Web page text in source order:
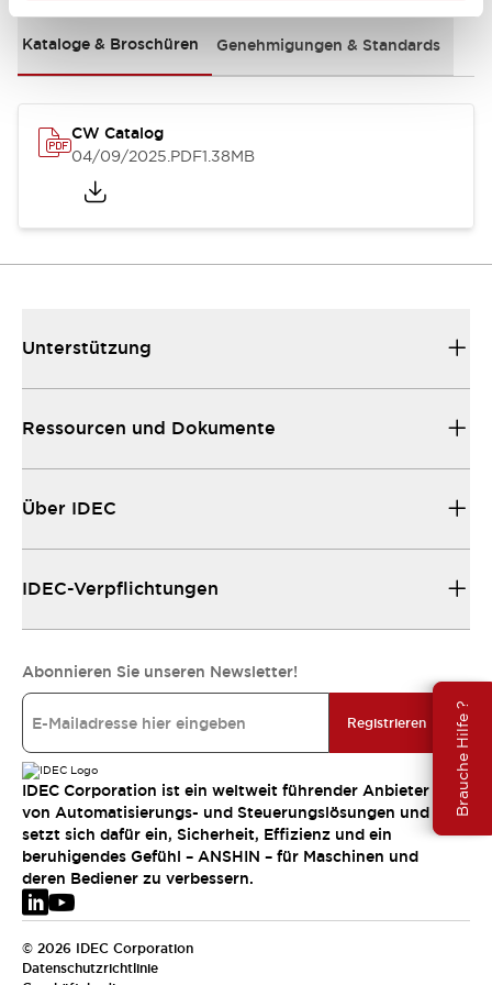
Brauche Hilfe ?
Kataloge & Broschüren Genehmigungen & Standards
CW Catalog
04/09/2025.PDF1.38MB
Unterstützung
Ressourcen und Dokumente
Über IDEC
IDEC-Verpflichtungen
Abonnieren Sie unseren Newsletter!
Registrieren
IDEC Corporation ist ein weltweit führender Anbieter
von Automatisierungs- und Steuerungslösungen und
setzt sich dafür ein, Sicherheit, Effizienz und ein
beruhigendes Gefühl – ANSHIN – für Maschinen und
deren Bediener zu verbessern.
© 2026 IDEC Corporation
Datenschutzrichtlinie